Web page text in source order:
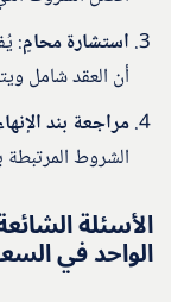
استشارة محامٍ:
أن العقد شامل
مراجعة بند
الشروط المرتبطة
الأسئلة
الواحد في